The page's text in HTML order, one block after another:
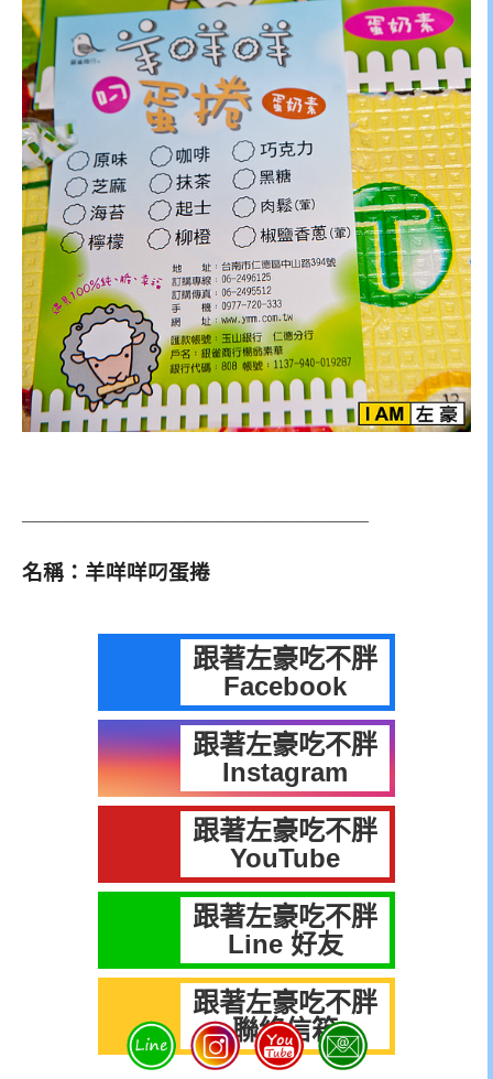
—————————————————————
名稱：羊咩咩叼蛋捲
跟著左豪吃不胖
Facebook
跟著左豪吃不胖
Instagram
跟著左豪吃不胖
YouTube
跟著左豪吃不胖
Line 好友
跟著左豪吃不胖
聯絡信箱